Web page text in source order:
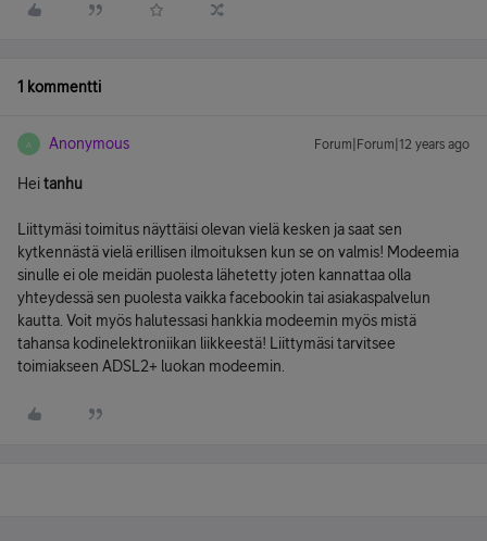
1 kommentti
A Anonymous Forum|Forum|12 years ago
Heitanhu
Liittymäsi toimitus näyttäisi olevan vielä kesken ja saat sen
kytkennästä vielä erillisen ilmoituksen kun se on valmis! Modeemia
sinulle ei ole meidän puolesta lähetetty joten kannattaa olla
yhteydessä sen puolesta vaikka facebookin tai asiakaspalvelun
kautta. Voit myös halutessasi hankkia modeemin myös mistä
tahansa kodinelektroniikan liikkeestä! Liittymäsi tarvitsee
toimiakseen ADSL2+ luokan modeemin.